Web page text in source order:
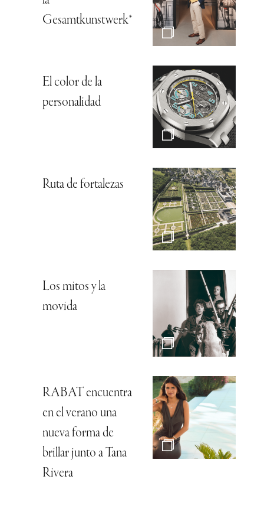
Gesamtkunstwerk*
El color de la
personalidad
Ruta de fortalezas
Los mitos y la
movida
RABAT encuentra
en el verano una
nueva forma de
brillar junto a Tana
Rivera